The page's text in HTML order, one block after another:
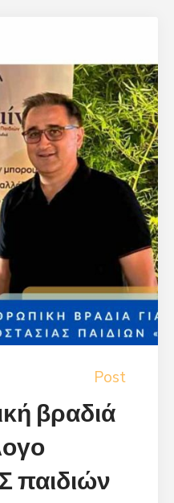
Post
βραδιά
παιδιών